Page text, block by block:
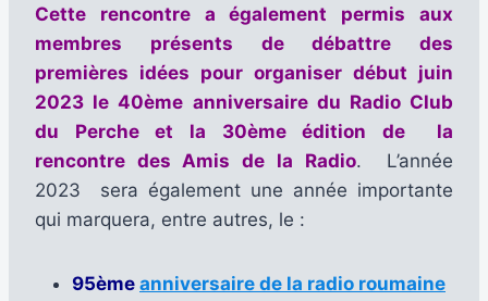
Cette rencontre a également permis aux
membres présents de débattre des
premières idées pour organiser début juin
2023 le 40ème anniversaire du Radio Club
du Perche et la 30ème édition de la
rencontre des Amis de la Radio. L’année
2023 sera également une année importante
qui marquera, entre autres, le :
95ème anniversaire de la radio roumaine